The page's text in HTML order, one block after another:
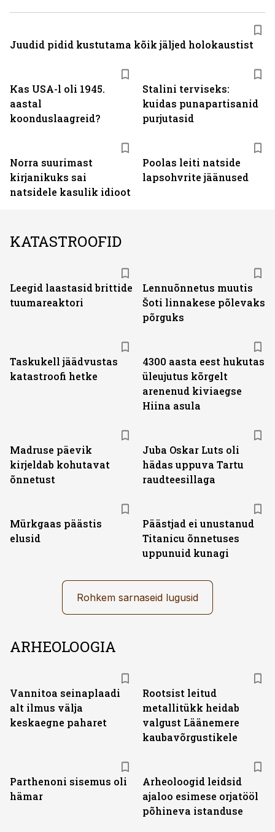
Kas USA-l oli 1945.
aastal
koonduslaagreid?
Stalini terviseks:
kuidas punapartisanid
purjutasid
Norra suurimast
kirjanikuks sai
natsidele kasulik idioot
Poolas leiti natside
lapsohvrite jäänused
Juudid pidid kustutama kõik jäljed holokaustist
KATASTROOFID
Leegid laastasid brittide
tuumareaktori
Lennuõnnetus muutis
Šoti linnakese põlevaks
põrguks
Taskukell jäädvustas
katastroofi hetke
4300 aasta eest hukutas
üleujutus kõrgelt
arenenud kiviaegse
Hiina asula
Madruse päevik
kirjeldab kohutavat
õnnetust
Juba Oskar Luts oli
hädas uppuva Tartu
raudteesillaga
Mürkgaas päästis
elusid
Päästjad ei unustanud
Titanicu õnnetuses
uppunuid kunagi
Rohkem sarnaseid lugusid
ARHEOLOOGIA
Vannitoa seinaplaadi
alt ilmus välja
keskaegne paharet
Rootsist leitud
metallitükk heidab
valgust Läänemere
kaubavõrgustikele
Parthenoni sisemus oli
hämar
Arheoloogid leidsid
ajaloo esimese orjatööl
põhineva istanduse